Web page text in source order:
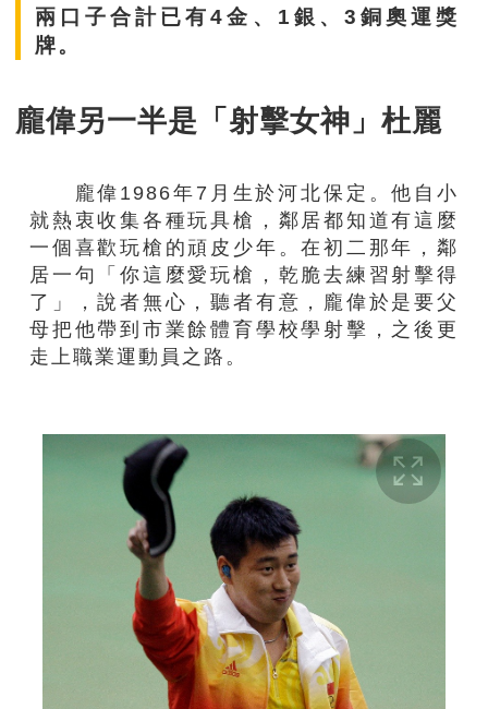
兩口子合計已有4金、1銀、3銅奧運獎
牌。
龐偉另一半是「射擊女神」杜麗
龐偉1986年7月生於河北保定。他自小
就熱衷收集各種玩具槍，鄰居都知道有這麼
一個喜歡玩槍的頑皮少年。在初二那年，鄰
居一句「你這麼愛玩槍，乾脆去練習射擊得
了」，說者無心，聽者有意，龐偉於是要父
母把他帶到市業餘體育學校學射擊，之後更
走上職業運動員之路。